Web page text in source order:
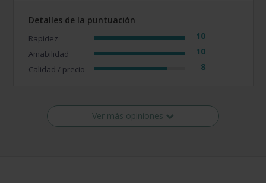
Detalles de la puntuación
Rapidez 10
Amabilidad 10
Calidad / precio 8
Ver más opiniones